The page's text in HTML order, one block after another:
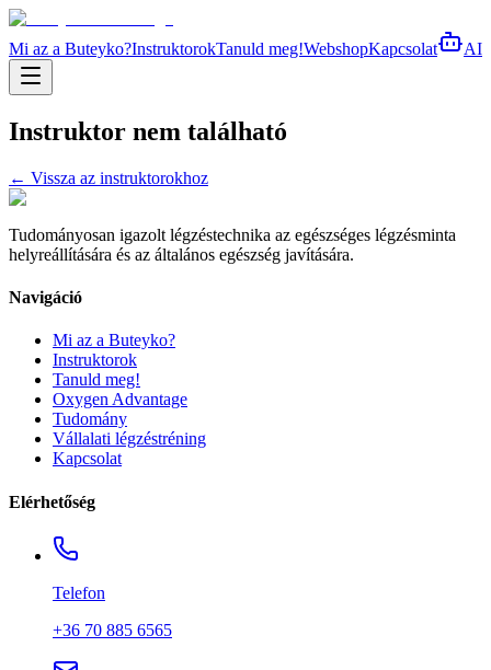
Mi az a Buteyko?InstruktorokTanuld meg!WebshopKapcsolat AI
Instruktor nem található
← Vissza az instruktorokhoz
Tudományosan igazolt légzéstechnika az egészséges légzésminta
helyreállítására és az általános egészség javítására.
Navigáció
Mi az a Buteyko?
Instruktorok
Tanuld meg!
Oxygen Advantage
Tudomány
Vállalati légzéstréning
Kapcsolat
Elérhetőség
Telefon
+36 70 885 6565